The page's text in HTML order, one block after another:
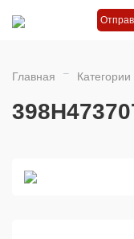
Главная